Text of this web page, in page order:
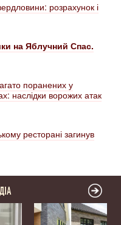
розрахунок і
на Яблучний Спас.
поранених у
наслідки ворожих атак
ресторані загинув